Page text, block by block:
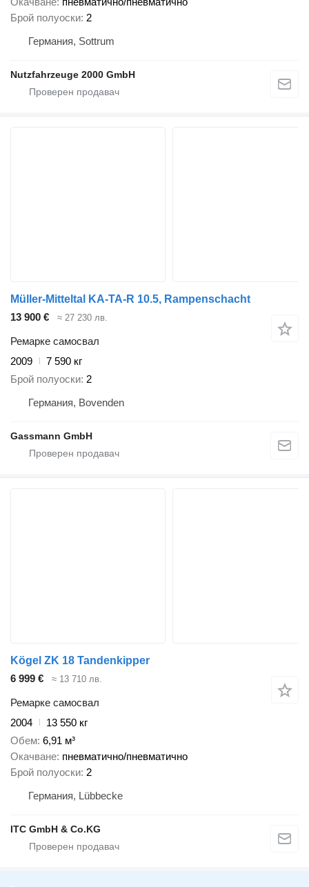
Брой полуоски 2
Германия, Sottrum
Nutzfahrzeuge 2000 GmbH
Müller-Mitteltal KA-TA-R 10.5, Rampenschacht
13 900 €
≈ 27 230 лв.
Ремарке самосвал
2009
7 590 кг
Брой полуоски 2
Германия, Bovenden
Gassmann GmbH
Kögel ZK 18 Tandenkipper
6 999 €
≈ 13 710 лв.
Ремарке самосвал
2004
13 550 кг
Обем 6,91 м³
Окачване пневматично/пневматично
Брой полуоски 2
Германия, Lübbecke
ITC GmbH & Co.KG